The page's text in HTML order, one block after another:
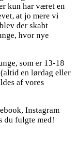
kun har været en
at jo mere vi
der skabt
hvor nye
som er 13-18
en lørdag eller
af vores
Instagram
du fulgte med!